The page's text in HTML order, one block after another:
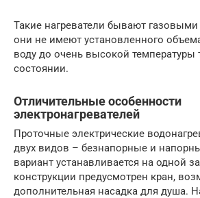
Такие нагреватели бывают
они не имеют установленного
воду до очень высокой температуры
состоянии.
Отличительные особенности
электронагревателей
Проточные электрические
двух видов – безнапорные и
вариант устанавливается на одной
конструкции предусмотрен кран,
дополнительная насадка для душа.